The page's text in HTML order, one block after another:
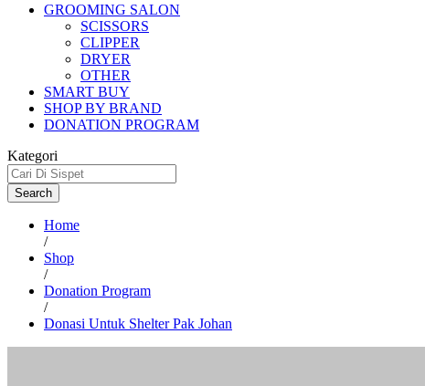
GROOMING SALON
SCISSORS
CLIPPER
DRYER
OTHER
SMART BUY
SHOP BY BRAND
DONATION PROGRAM
Kategori
Search
Home
/
Shop
/
Donation Program
/
Donasi Untuk Shelter Pak Johan